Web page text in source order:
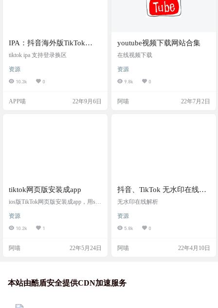
IPA：抖音海外版TikTok
v32.7.0
tiktok ipa 支持登录换区
资源
10.3k 0
APP喵 22年9月6日
youtube视频下载网站合集
在线视频下载
资源
9.8k 0
阿喵 22年7月2日
tiktok网页版安装成app
ios版TikTok网页版安装成app，用saf
限制正常观看， 操作截图 下载描述
文件-允许，打开输入密码安装描述
还能登录，真的不错。 注意事项 禁
资源
10.2k 1
阿喵 22年5月24日
抖音、TikTok 无水印在线解
析网站
无水印在线解析
资源
5.8k 0
阿喵 22年4月10日
本站由酷盾安全提供CDN加速服务